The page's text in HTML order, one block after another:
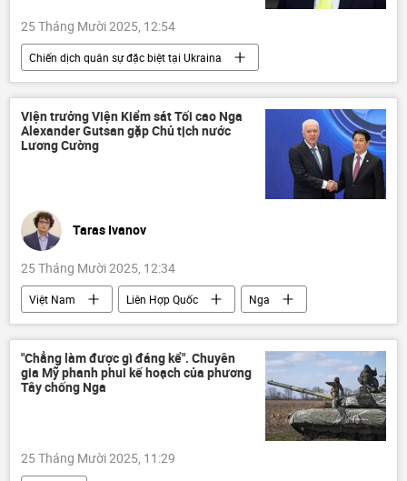
25 Tháng Mười 2025, 12:54
Chiến dịch quân sự đặc biệt tại Ukraina
Nga
Hoa Kỳ
Donald Trump
Thế giới
Chính trị
Cuộc khủng hoảng ở Ukraina
Ukraina
Viện trưởng Viện Kiểm sát Tối cao Nga
Alexander Gutsan gặp Chủ tịch nước
Lương Cường
Taras Ivanov
25 Tháng Mười 2025, 12:34
Việt Nam Liên Hợp Quốc
Nga
Liên bang Nga
Pháp luật
luật
Chính trị
quan hệ quốc tế
Thế giới
ngoại giao
an ninh mạng
"Chẳng làm được gì đáng kể". Chuyên
gia Mỹ phanh phui kế hoạch của phương
Tây chống Nga
25 Tháng Mười 2025, 11:29